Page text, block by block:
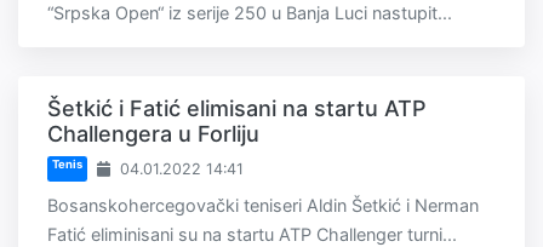
“Srpska Open“ iz serije 250 u Banja Luci nastupit...
Šetkić i Fatić elimisani na startu ATP
Challengera u Forliju
Tenis 04.01.2022 14:41
Bosanskohercegovački teniseri Aldin Šetkić i Nerman
Fatić eliminisani su na startu ATP Challenger turni...